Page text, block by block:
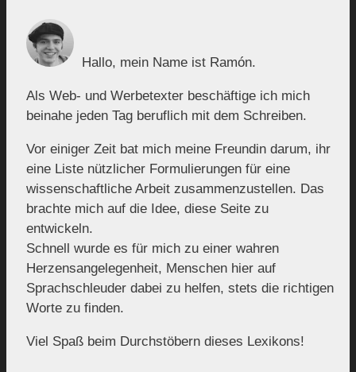
Hallo, mein Name ist Ramón.
Als Web- und Werbetexter beschäftige ich mich
beinahe jeden Tag beruflich mit dem Schreiben.
Vor einiger Zeit bat mich meine Freundin darum, ihr
eine Liste nützlicher Formulierungen für eine
wissenschaftliche Arbeit zusammenzustellen. Das
brachte mich auf die Idee, diese Seite zu
entwickeln.
Schnell wurde es für mich zu einer wahren
Herzensangelegenheit, Menschen hier auf
Sprachschleuder dabei zu helfen, stets die richtigen
Worte zu finden.
Viel Spaß beim Durchstöbern dieses Lexikons!